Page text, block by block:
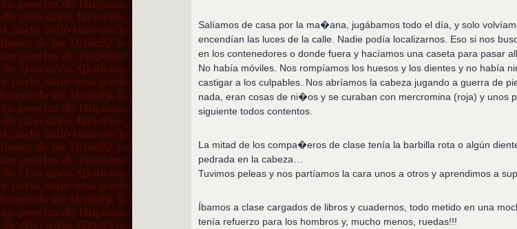
Salíamos de casa por la ma�ana, jugábamos todo el día, y solo
encendían las luces de la calle. Nadie podía localizarnos. Eso si nos
en los contenedores o donde fuera y hacíamos una caseta para pasar
No había móviles. Nos rompíamos los huesos y los dientes y no había
castigar a los culpables. Nos abríamos la cabeza jugando a guerra de
nada, eran cosas de ni�os y se curaban con mercromina (roja) y unos
siguiente todos contentos.
La mitad de los compa�eros de clase tenía la barbilla rota o algún
pedrada en la cabeza…
Tuvimos peleas y nos partíamos la cara unos a otros y aprendimos a
Íbamos a clase cargados de libros y cuadernos, todo metido en una
tenía refuerzo para los hombros y, mucho menos, ruedas!!!